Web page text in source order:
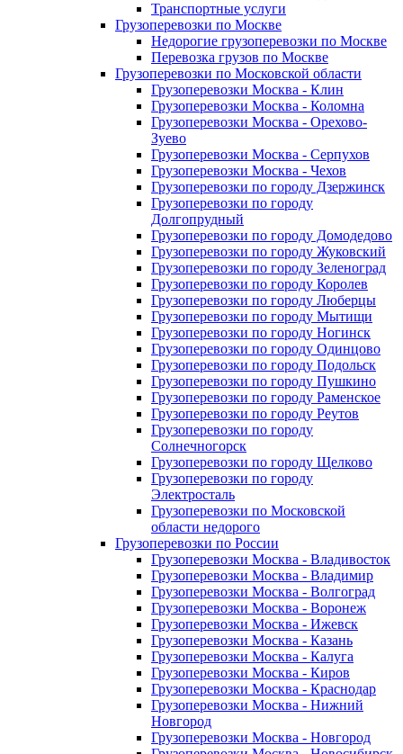
Транспортные услуги
Грузоперевозки по Москве
Недорогие грузоперевозки по Москве
Перевозка грузов по Москве
Грузоперевозки по Московской области
Грузоперевозки Москва - Клин
Грузоперевозки Москва - Коломна
Грузоперевозки Москва - Орехово-
Зуево
Грузоперевозки Москва - Серпухов
Грузоперевозки Москва - Чехов
Грузоперевозки по городу Дзержинск
Грузоперевозки по городу
Долгопрудный
Грузоперевозки по городу Домодедово
Грузоперевозки по городу Жуковский
Грузоперевозки по городу Зеленоград
Грузоперевозки по городу Королев
Грузоперевозки по городу Люберцы
Грузоперевозки по городу Мытищи
Грузоперевозки по городу Ногинск
Грузоперевозки по городу Одинцово
Грузоперевозки по городу Подольск
Грузоперевозки по городу Пушкино
Грузоперевозки по городу Раменское
Грузоперевозки по городу Реутов
Грузоперевозки по городу
Солнечногорск
Грузоперевозки по городу Щелково
Грузоперевозки по городу
Электросталь
Грузоперевозки по Московской
области недорого
Грузоперевозки по России
Грузоперевозки Москва - Владивосток
Грузоперевозки Москва - Владимир
Грузоперевозки Москва - Волгоград
Грузоперевозки Москва - Воронеж
Грузоперевозки Москва - Ижевск
Грузоперевозки Москва - Казань
Грузоперевозки Москва - Калуга
Грузоперевозки Москва - Киров
Грузоперевозки Москва - Краснодар
Грузоперевозки Москва - Нижний
Новгород
Грузоперевозки Москва - Новгород